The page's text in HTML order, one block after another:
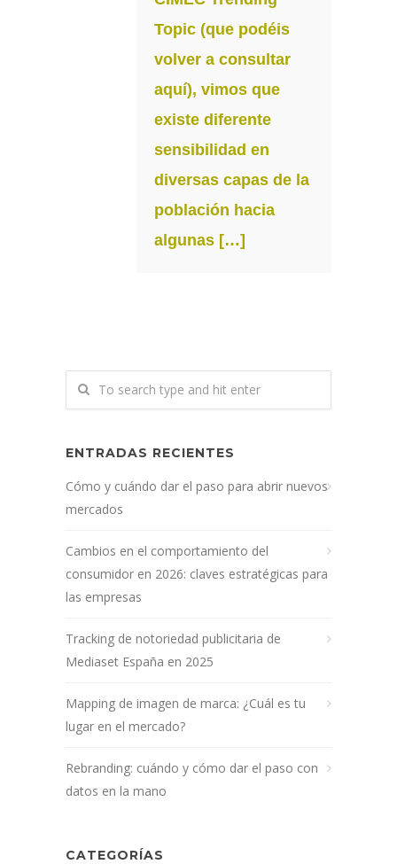
Topic (que podéis
volver a consultar
aquí), vimos que
existe diferente
sensibilidad en
diversas capas de la
población hacia
algunas […]
ENTRADAS RECIENTES
Cómo y cuándo dar el paso para abrir nuevos
mercados
Cambios en el comportamiento del
consumidor en 2026: claves estratégicas para
las empresas
Tracking de notoriedad publicitaria de
Mediaset España en 2025
Mapping de imagen de marca: ¿Cuál es tu
lugar en el mercado?
Rebranding: cuándo y cómo dar el paso con
datos en la mano
CATEGORÍAS